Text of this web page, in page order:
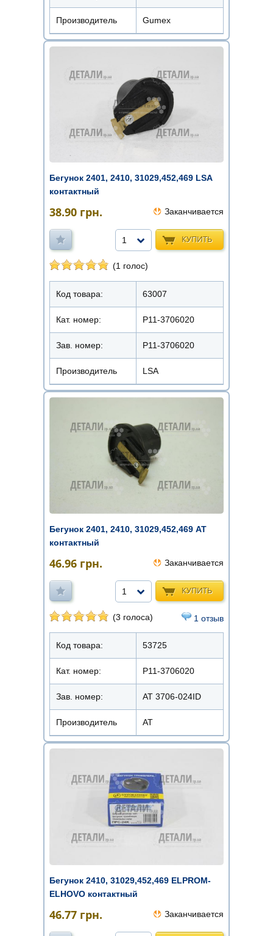
Производитель Gumex
Бегунок 2401, 2410, 31029,452,469 LSA
контактный
38.90 грн. Заканчивается
КУПИТЬ
1
(1 голос)
Код товара: 63007
Кат. номер: Р11-3706020
Зав. номер: Р11-3706020
Производитель LSA
Бегунок 2401, 2410, 31029,452,469 АТ
контактный
46.96 грн. Заканчивается
КУПИТЬ
1
(3 голоса) 1 отзыв
Код товара: 53725
Кат. номер: Р11-3706020
Зав. номер: AT 3706-024ID
Производитель АТ
Бегунок 2410, 31029,452,469 ELPROM-
ELHOVO контактный
46.77 грн. Заканчивается